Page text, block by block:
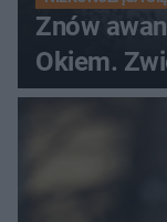
Znów
Okiem.